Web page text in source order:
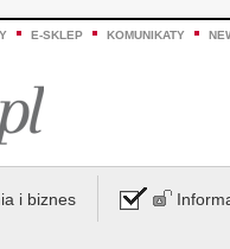
E-SKLEP KOMUNIKATY
i biznes